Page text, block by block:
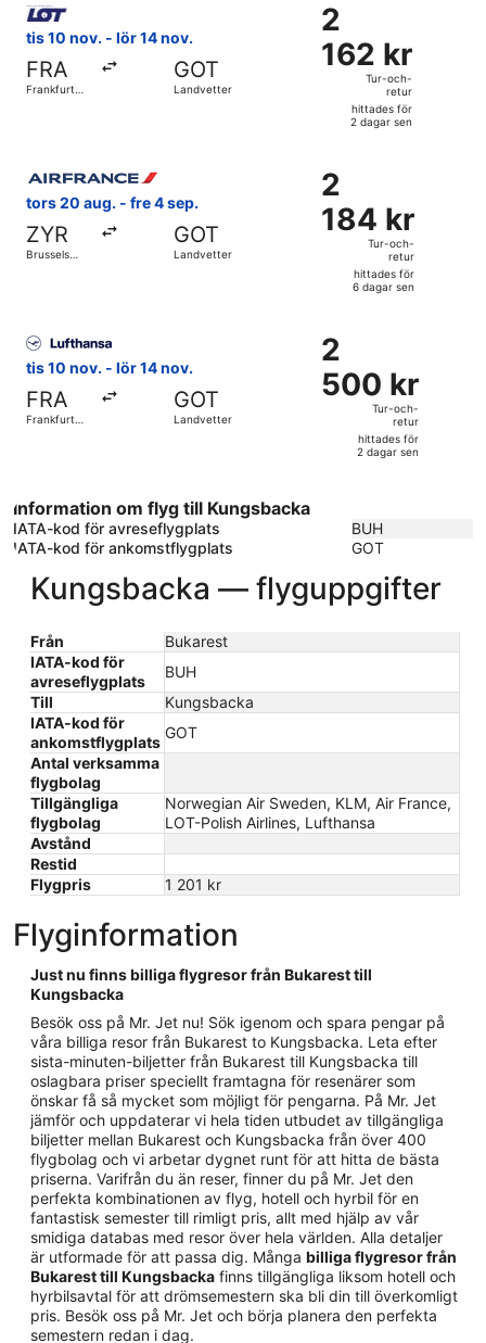
dagar
sen
tis 10 nov. - lör 14 nov.
FRA
Frankfurt
GOT
Landvetter
2
162 kr
Tur-
retur,
hittades
dagar
sen
2
162 kr
Tur-och-
retur
hittades för
2 dagar sen
tors 20 aug. - fre 4 sep.
ZYR
Brussels
GOT
Landvetter
2
184 kr
Tur-
retur,
hittades
dagar
sen
2
184 kr
Tur-och-
retur
hittades för
6 dagar sen
tis 10 nov. - lör 14 nov.
FRA
Frankfurt
GOT
Landvetter
2
500 kr
Tur-
retur,
hittades
2
500 kr
Tur-och-
retur
hittades för
2 dagar sen
Information om flyg till Kungsbacka
IATA-kod för avreseflygplats
BUH
IATA-kod för ankomstflygplats
GOT
Kungsbacka — flyguppgifter
Från
Bukarest
IATA-kod för
avreseflygplats
BUH
Till
Kungsbacka
IATA-kod för
ankomstflygplats
GOT
Antal verksamma
flygbolag
Tillgängliga
flygbolag
Norwegian Air Sweden, KLM, Air France,
LOT-Polish Airlines, Lufthansa
Avstånd
Restid
Flygpris
1 201 kr
Flyginformation
Just nu finns billiga flygresor från Bukarest till
Kungsbacka
Besök oss på Mr. Jet nu! Sök igenom och spara pengar på
våra billiga resor från Bukarest to Kungsbacka. Leta efter
sista-minuten-biljetter från Bukarest till Kungsbacka till
oslagbara priser speciellt framtagna för resenärer som
önskar få så mycket som möjligt för pengarna. På Mr. Jet
jämför och uppdaterar vi hela tiden utbudet av tillgängliga
biljetter mellan Bukarest och Kungsbacka från över 400
flygbolag och vi arbetar dygnet runt för att hitta de bästa
priserna. Varifrån du än reser, finner du på Mr. Jet den
perfekta kombinationen av flyg, hotell och hyrbil för en
fantastisk semester till rimligt pris, allt med hjälp av vår
smidiga databas med resor över hela världen. Alla detaljer
är utformade för att passa dig. Många billiga flygresor från
Bukarest till Kungsbacka finns tillgängliga liksom hotell och
hyrbilsavtal för att drömsemestern ska bli din till överkomligt
pris. Besök oss på Mr. Jet och börja planera den perfekta
semestern redan i dag.